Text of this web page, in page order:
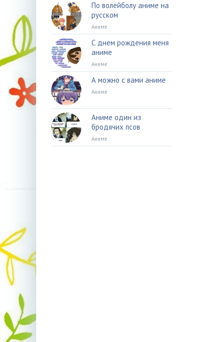
По волейболу аниме на
русском
Аниме
С днем рождения меня
аниме
Аниме
А можно с вами аниме
Аниме
Аниме один из
бродячих псов
Аниме